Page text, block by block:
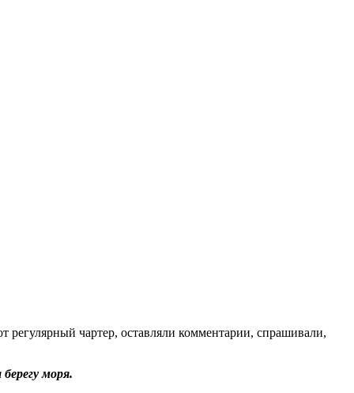
регулярный чартер, оставляли комментарии, спрашивали,
моря.